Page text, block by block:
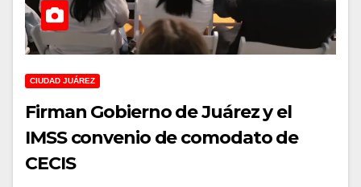
CIUDAD JUÁREZ
Firman Gobierno de Juárez y el
IMSS convenio de comodato de
CECIS